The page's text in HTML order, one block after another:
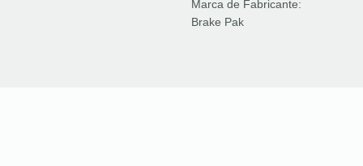
Marca de Fabricante:
Brake Pak